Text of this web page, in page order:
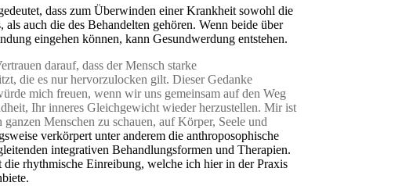
dass zum Überwinden einer Krankheit sowohl die
auch die des Behandelten gehören. Wenn beide über
eingehen können, kann Gesundwerdung entstehen.
darauf, dass der Mensch starke
die es nur hervorzulocken gilt. Dieser Gedanke
mich freuen, wenn wir uns gemeinsam auf den Weg
Ihr inneres Gleichgewicht wieder herzustellen. Mir ist
Menschen zu schauen, auf Körper, Seele und
verkörpert unter anderem die anthroposophische
integrativen Behandlungsformen und Therapien.
die rhythmische Einreibung, welche ich hier in der Praxis